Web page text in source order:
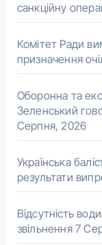
санкційну
Комітет Ради
призначення
Оборонна та
Зеленський
Серпня, 2026
Українська
результати
Відсутність
звільнення 7